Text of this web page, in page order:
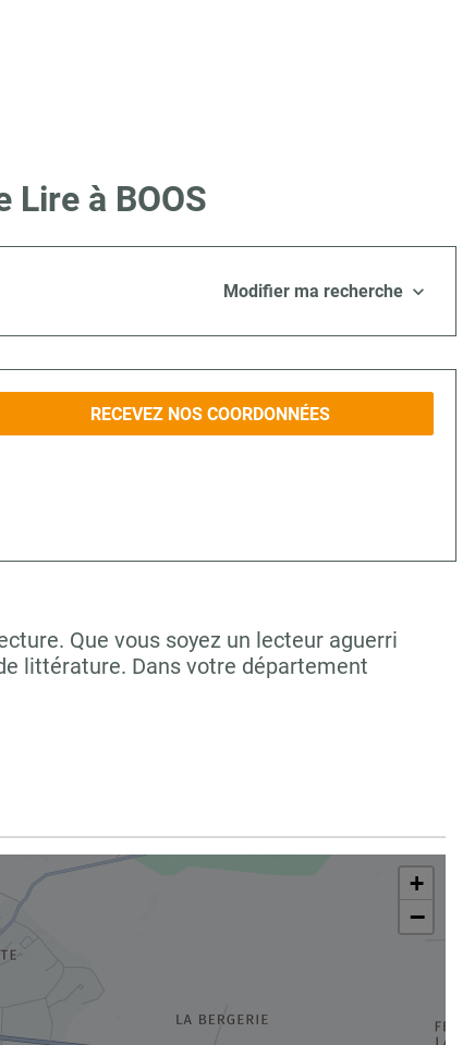
à BOOS
Modifier ma recherche
RECEVEZ NOS COORDONNÉES
Que vous soyez un lecteur aguerri
littérature. Dans votre département
+
−